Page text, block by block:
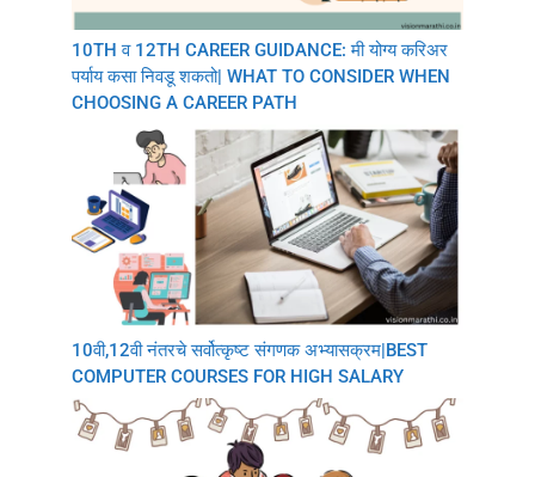
10TH व 12TH CAREER GUIDANCE: मी योग्य करिअर
पर्याय कसा निवडू शकतो| WHAT TO CONSIDER WHEN
CHOOSING A CAREER PATH
10वी,12वी नंतरचे सर्वोत्कृष्ट संगणक अभ्यासक्रम|BEST
COMPUTER COURSES FOR HIGH SALARY